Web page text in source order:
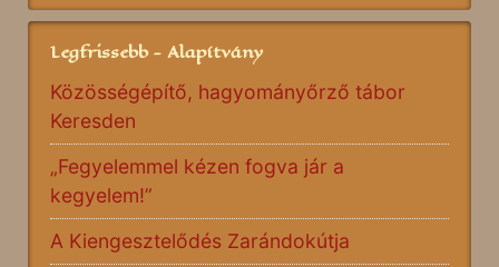
Legfrissebb - Alapítvány
Közösségépítő, hagyományőrző tábor
Keresden
„Fegyelemmel kézen fogva jár a
kegyelem!”
A Kiengesztelődés Zarándokútja